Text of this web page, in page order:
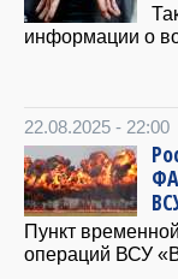
информации о
22.08.2025 - 22:00
Пункт
операций ВСУ